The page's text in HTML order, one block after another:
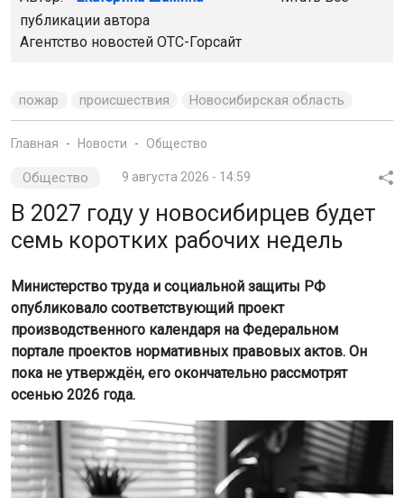
публикации автора
Агентство новостей ОТС-Горсайт
пожар происшествия Новосибирская область
Главная Новости Общество
Общество 9 августа 2026 - 14:59
В 2027 году у новосибирцев будет
семь коротких рабочих недель
Министерство труда и социальной защиты РФ
опубликовало соответствующий проект
производственного календаря на Федеральном
портале проектов нормативных правовых актов. Он
пока не утверждён, его окончательно рассмотрят
осенью 2026 года.